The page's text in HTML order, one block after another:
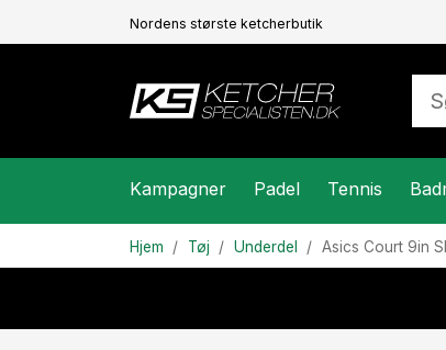
Nordens største ketcherbutik
Kampagner Padel Tennis
Hjem Tøj Underdel Asics Court 9in